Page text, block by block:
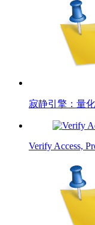
寂静引擎：量
Verify Access,